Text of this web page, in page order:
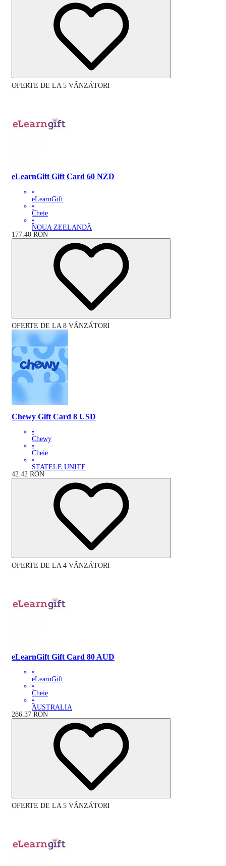
OFERTE DE LA 5 VÂNZĂTORI
eLearnGift Gift Card 60 NZD
•
eLearnGift
•
Cheie
•
NOUA ZEELANDĂ
177.40 RON
OFERTE DE LA 8 VÂNZĂTORI
Chewy Gift Card 8 USD
•
Chewy
•
Cheie
•
STATELE UNITE
42.42 RON
OFERTE DE LA 4 VÂNZĂTORI
eLearnGift Gift Card 80 AUD
•
eLearnGift
•
Cheie
•
AUSTRALIA
286.37 RON
OFERTE DE LA 5 VÂNZĂTORI